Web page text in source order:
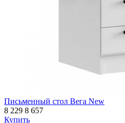
Письменный стол Вега New
8 229 8 657
Купить